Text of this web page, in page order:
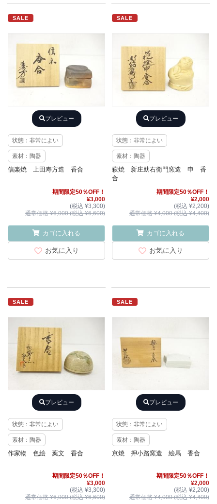
SALE
プレビュー
状態：非常によい
素材：陶器
信楽焼 上田寿方造 香合
期間限定50％OFF！
¥3,000
(税込 ¥3,300)
通常価格 ¥6,000 (税込 ¥6,600)
カゴに入れる
お気に入り
SALE
プレビュー
状態：非常によい
素材：陶器
萩焼 新庄助右衛門窯造 申 香
合
期間限定50％OFF！
¥2,000
(税込 ¥2,200)
通常価格 ¥4,000 (税込 ¥4,400)
カゴに入れる
お気に入り
SALE
プレビュー
状態：非常によい
素材：陶器
作家物 色絵 葉文 香合
期間限定50％OFF！
¥3,000
(税込 ¥3,300)
通常価格 ¥6,000 (税込 ¥6,600)
SALE
プレビュー
状態：非常によい
素材：陶器
京焼 押小路窯造 絵馬 香合
期間限定50％OFF！
¥2,000
(税込 ¥2,200)
通常価格 ¥4,000 (税込 ¥4,400)